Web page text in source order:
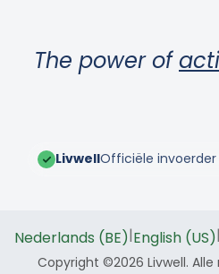
The power of
LivwellOfficiële invoerder
Copyright ©2026 Livwell.
Nederlands (BE)|English (US)|